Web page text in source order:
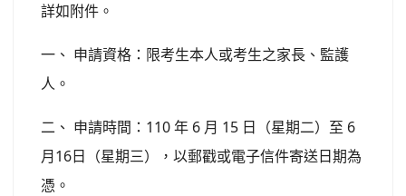
詳如附件。
一、 申請資格：限考生本人或考生之家長、監護
人。
二、 申請時間：110 年 6 月 15 日（星期二）至 6
月16日（星期三），以郵戳或電子信件寄送日期為
憑。